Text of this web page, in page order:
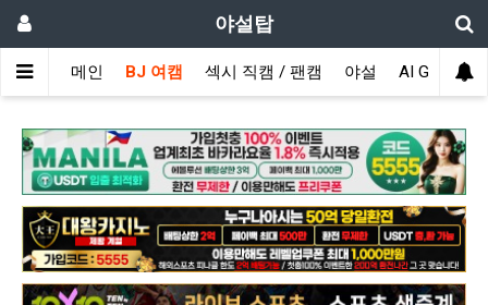
야설탑
메인 BJ 여캠 섹시 직캠 / 팬캠 야설 AI GIRL